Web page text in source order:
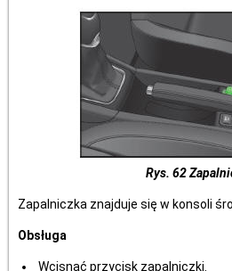
Rys. 62
Zapalniczka znajduje się w konsoli
Obsługa
Wcisnąć przycisk zapalniczki.